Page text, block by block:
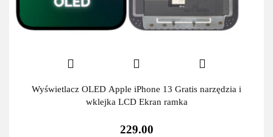
Wyświetlacz OLED Apple iPhone 13 Gratis narzędzia i
wklejka LCD Ekran ramka
229.00